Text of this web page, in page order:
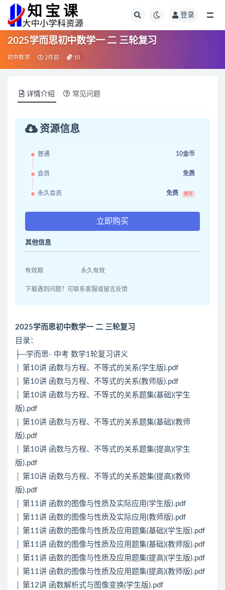
登录
2025学而思初中数学一 二 三轮复习
初中数学 2月前 10
详情介绍 常见问题
资源信息
普通 10金币
会员 免费
永久会员 免费 推荐
立即购买
其他信息
有效期 永久有效
下载遇到问题？可联系客服或留言反馈
2025学而思初中数学一 二 三轮复习
目录：
├─学而思- 中考 数学1轮复习讲义
│ 第10讲 函数与方程、不等式的关系(学生版).pdf
│ 第10讲 函数与方程、不等式的关系(教师版).pdf
│ 第10讲 函数与方程、不等式的关系题集(基础)(学生
版).pdf
│ 第10讲 函数与方程、不等式的关系题集(基础)(教师
版).pdf
│ 第10讲 函数与方程、不等式的关系题集(提高)(学生
版).pdf
│ 第10讲 函数与方程、不等式的关系题集(提高)(教师
版).pdf
│ 第11讲 函数的图像与性质及实际应用(学生版).pdf
│ 第11讲 函数的图像与性质及实际应用(教师版).pdf
│ 第11讲 函数的图像与性质及应用题集(基础)(学生版).pdf
│ 第11讲 函数的图像与性质及应用题集(基础)(教师版).pdf
│ 第11讲 函数的图像与性质及应用题集(提高)(学生版).pdf
│ 第11讲 函数的图像与性质及应用题集(提高)(教师版).pdf
│ 第12讲 函数解析式与图像变换(学生版).pdf
全部